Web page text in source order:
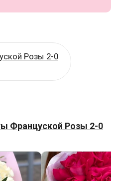
Розы 2-0
Француской Розы 2-0